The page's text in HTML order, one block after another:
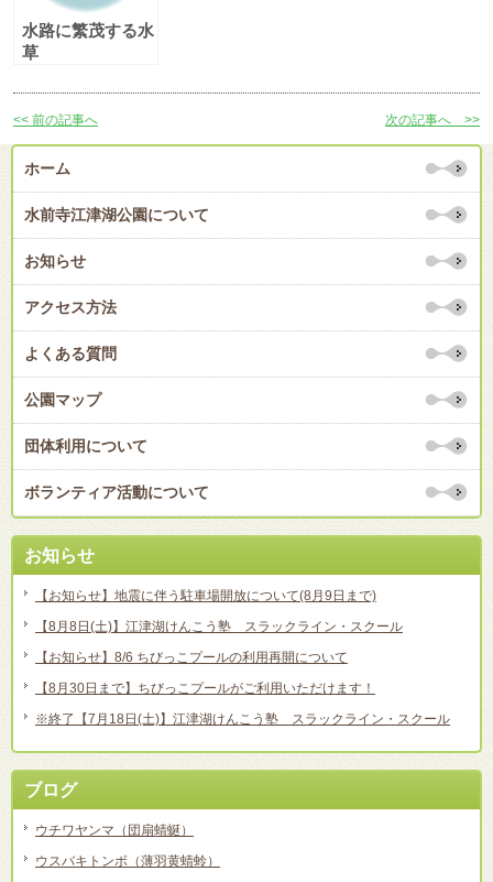
水路に繁茂する水
草
<< 前の記事へ 次の記事へ >>
ホーム
水前寺江津湖公園について
お知らせ
アクセス方法
よくある質問
公園マップ
団体利用について
ボランティア活動について
お知らせ
【お知らせ】地震に伴う駐車場開放について(8月9日まで)
【8月8日(土)】江津湖けんこう塾 スラックライン・スクール
【お知らせ】8/6 ちびっこプールの利用再開について
【8月30日まで】ちびっこプールがご利用いただけます！
※終了【7月18日(土)】江津湖けんこう塾 スラックライン・スクール
ブログ
ウチワヤンマ（団扇蜻蜒）
ウスバキトンボ（薄羽黄蜻蛉）